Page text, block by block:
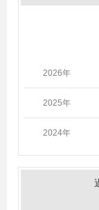
2026年
2025年
2024年